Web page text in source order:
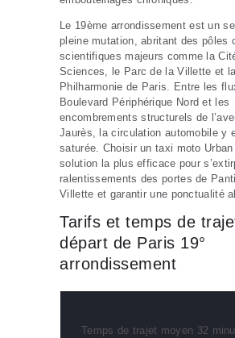
Le 19ème arrondissement est un
pleine mutation, abritant des pôles
scientifiques majeurs comme la
Sciences, le Parc de la Villette et
Philharmonie de Paris. Entre les
Boulevard Périphérique Nord et les
encombrements structurels de
Jaurès, la circulation automobile y
saturée. Choisir un taxi moto
solution la plus efficace pour
ralentissements des portes de
Villette et garantir une ponctualité
Tarifs et temps de
départ de Paris 19°
arrondissement
Temps de trajet moyen 32